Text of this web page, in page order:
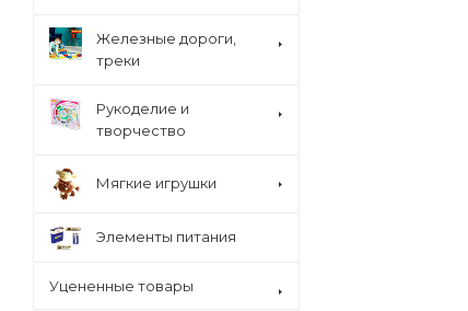
Железные дороги,
треки
Рукоделие и
творчество
Мягкие игрушки
Элементы питания
Уцененные товары